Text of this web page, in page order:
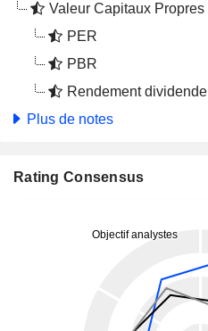
Valeur Capitaux Propres
PER
PBR
Rendement dividende
Plus de notes
Rating Consensus